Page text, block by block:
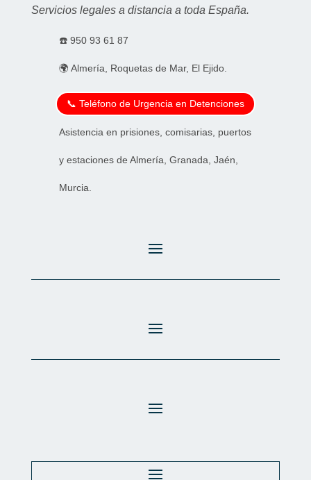
Servicios legales a distancia a toda España.
☎️ 950 93 61 87
🌍 Almería, Roquetas de Mar, El Ejido.
📞 Teléfono de Urgencia en Detenciones
Asistencia en prisiones, comisarias, puertos
y estaciones de Almería, Granada, Jaén,
Murcia.